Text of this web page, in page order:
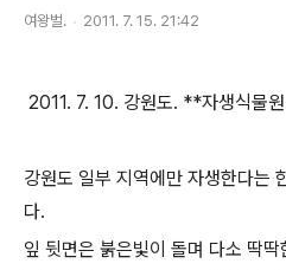
여왕벌. 2011. 7. 15. 21:42
2011. 7. 10. 강원도. **자생식물
강원도 일부 지역에만 자생한다는
다.
잎 뒷면은 붉은빛이 돌며 다소 딱